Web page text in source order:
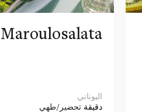
Maroulosalata
اليوناني
دقيقة تحضير/طهي